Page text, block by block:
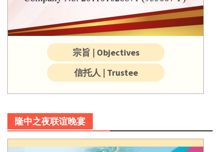
宗旨 | Objectives
信托人 | Trustee
隆中之夜联谊晚宴